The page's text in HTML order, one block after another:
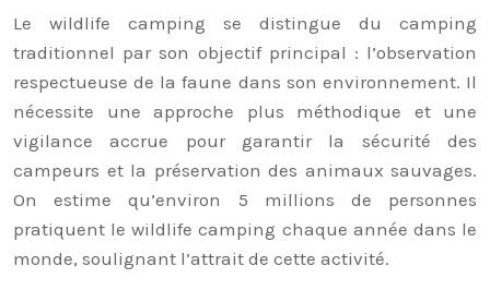
Le wildlife camping se distingue du camping
traditionnel par son objectif principal : l’observation
respectueuse de la faune dans son environnement. Il
nécessite une approche plus méthodique et une
vigilance accrue pour garantir la sécurité des
campeurs et la préservation des animaux sauvages.
On estime qu’environ 5 millions de personnes
pratiquent le wildlife camping chaque année dans le
monde, soulignant l’attrait de cette activité.